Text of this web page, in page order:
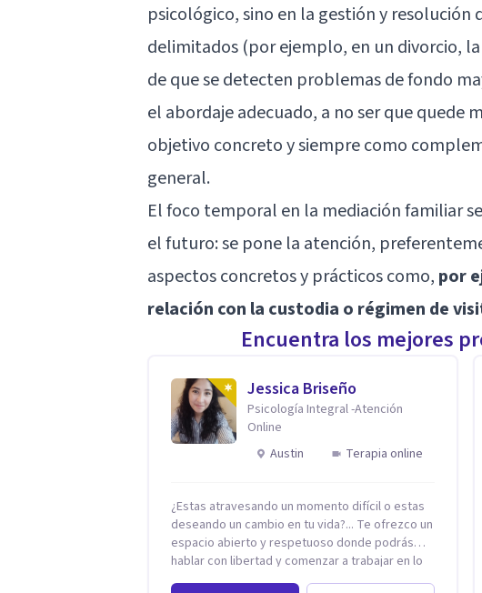
psicológico, sino en la gestión y resolución
delimitados (por ejemplo, en un divorcio,
de que se detecten problemas de fondo
el abordaje adecuado, a no ser que quede
objetivo concreto y siempre como
general.
El foco temporal en la mediación familiar
el futuro: se pone la atención,
aspectos concretos y prácticos como, por
relación con la custodia o régimen de
Encuentra los mejores
Jessica Briseño
Psicología Integral -Atención
Online
Austin
Terapia online
¿Estas atravesando un momento difícil o estas
deseando un cambio en tu vida?... Te ofrezco un
espacio abierto y respetuoso donde podrás
hablar con libertad y comenzar a trabajar en lo
que hoy te preocupa. Me especializo en